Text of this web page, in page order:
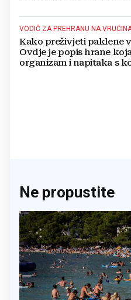
VODIČ ZA PREHRANU NA
Kako preživjeti paklene
Ovdje je popis hrane
organizam i napitaka s
Ne propustite